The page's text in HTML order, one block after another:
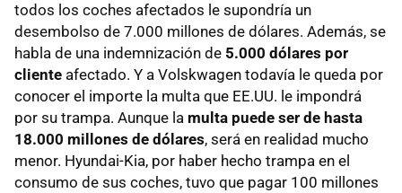
todos los coches afectados le supondría un
desembolso de 7.000 millones de dólares. Además, se
habla de una indemnización de 5.000 dólares por
cliente afectado. Y a Volskwagen todavía le queda por
conocer el importe la multa que EE.UU. le impondrá
por su trampa. Aunque la multa puede ser de hasta
18.000 millones de dólares, será en realidad mucho
menor. Hyundai-Kia, por haber hecho trampa en el
consumo de sus coches, tuvo que pagar 100 millones